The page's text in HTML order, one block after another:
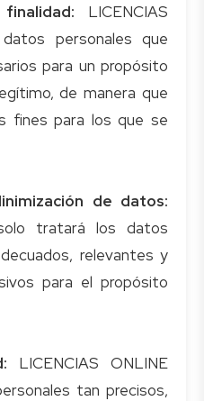
LICENCIAS
personales que
para un propósito
de manera que
fines para los que se
de datos:
tratará los datos
relevantes y
para el propósito
LICENCIAS ONLINE
tan precisos,